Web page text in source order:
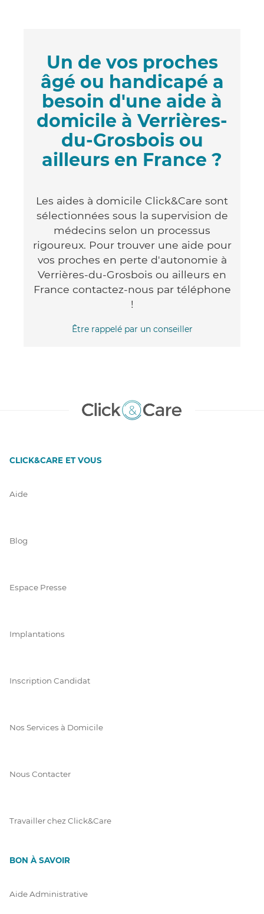
Un de vos proches
âgé ou handicapé a
besoin d'une aide à
domicile à Verrières-
du-Grosbois ou
ailleurs en France ?
Les aides à domicile Click&Care sont
sélectionnées sous la supervision de
médecins selon un processus
rigoureux. Pour trouver une aide pour
vos proches en perte d'autonomie à
Verrières-du-Grosbois ou ailleurs en
France contactez-nous par téléphone
!
Être rappelé par un conseiller
CLICK&CARE ET VOUS
Aide
Blog
Espace Presse
Implantations
Inscription Candidat
Nos Services à Domicile
Nous Contacter
Travailler chez Click&Care
BON À SAVOIR
Aide Administrative